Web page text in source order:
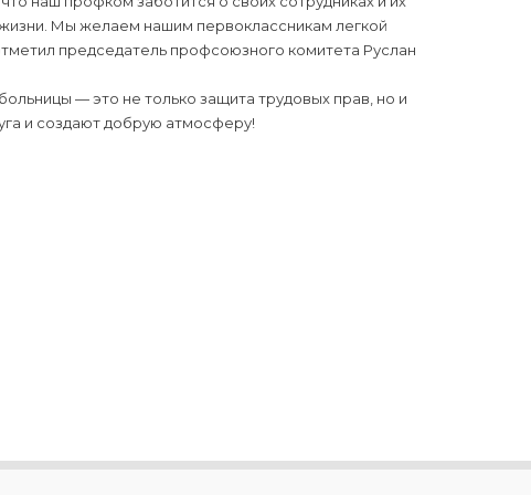
Мы желаем нашим первоклассникам легкой
председатель профсоюзного комитета Руслан
— это не только защита трудовых прав, но и
и создают добрую атмосферу!